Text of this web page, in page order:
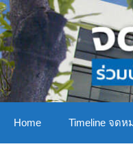
Home Timeline จดห